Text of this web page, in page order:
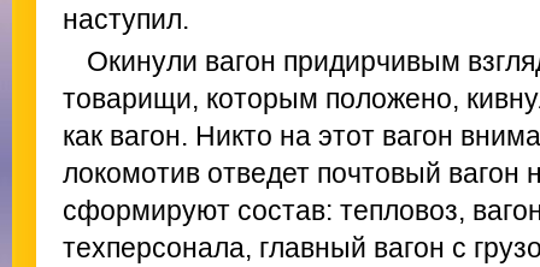
наступил.
Окинули вагон придирчивым
товарищи, которым положено,
как вагон. Никто на этот вагон
локомотив отведет почтовый вагон
сформируют состав: тепловоз,
техперсонала, главный вагон с